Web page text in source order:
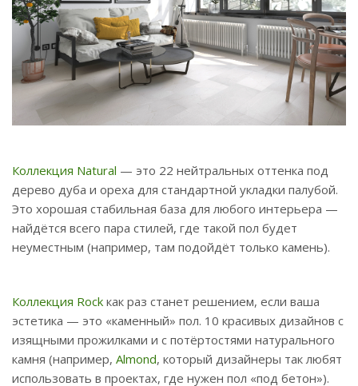
Коллекция Natural — это 22 нейтральных оттенка под
дерево дуба и ореха для стандартной укладки палубой.
Это хорошая стабильная база для любого интерьера —
найдётся всего пара стилей, где такой пол будет
неуместным (например, там подойдёт только камень).
Коллекция Rock как раз станет решением, если ваша
эстетика — это «каменный» пол. 10 красивых дизайнов с
изящными прожилками и с потёртостями натурального
камня (например, Almond, который дизайнеры так любят
использовать в проектах, где нужен пол «под бетон»).